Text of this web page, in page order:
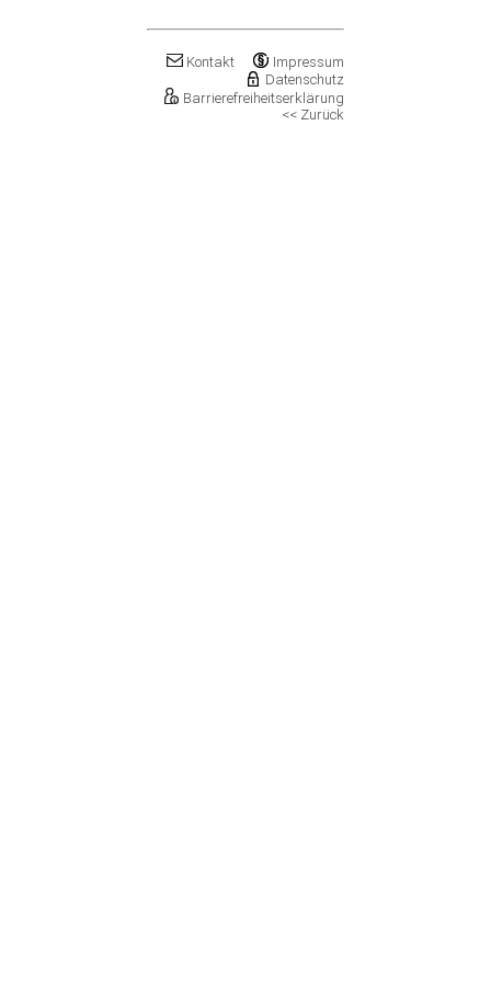
Klötze, Stadt
Könnern, Stadt
Impressum
Kontakt
Datenschutz
Barrierefreiheitserklärung
<< Zurück